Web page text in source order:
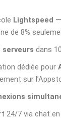
Lightspeed
de 8%
serveurs dans
dédiée pour
sur
24/7 via chat